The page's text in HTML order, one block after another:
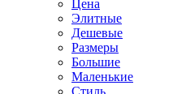
Цена
Элитные
Дешевые
Размеры
Большие
Маленькие
Стиль